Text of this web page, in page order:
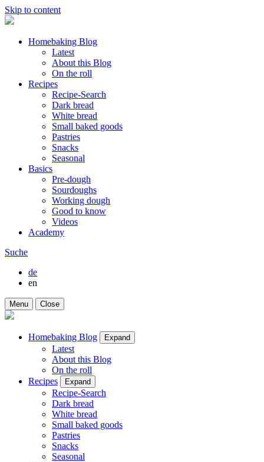
Skip to content
Homebaking Blog
Latest
About this Blog
On the roll
Recipes
Recipe-Search
Dark bread
White bread
Small baked goods
Pastries
Snacks
Seasonal
Basics
Pre-dough
Sourdoughs
Working dough
Good to know
Videos
Academy
Suche
de
en
Menu Close
Homebaking Blog Expand
Latest
About this Blog
On the roll
Recipes
Expand
Recipe-Search
Dark bread
White bread
Small baked goods
Pastries
Snacks
Seasonal